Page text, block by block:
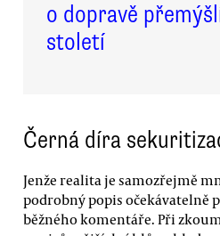
o dopravě
století
Černá díra
Jenže realita je samozřejmě
podrobný popis očekávatelně
běžného komentáře. Při